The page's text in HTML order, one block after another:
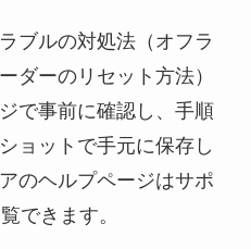
ブルの対処法（オフラ
ダーのリセット方法）
で事前に確認し、手順
ョットで手元に保存し
のヘルプページはサポ
できます。